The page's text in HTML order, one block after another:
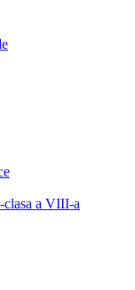
a VIII-a